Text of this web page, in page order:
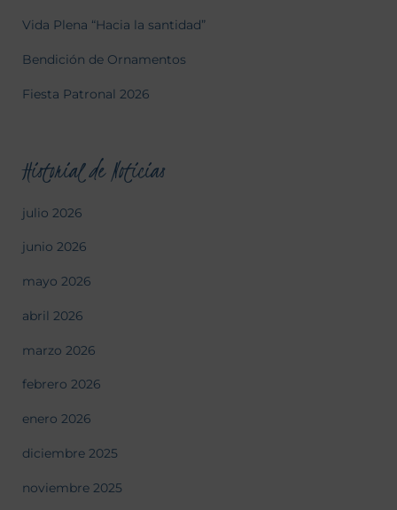
Vida Plena “Hacia la santidad”
Bendición de Ornamentos
Fiesta Patronal 2026
Historial de Noticias
julio 2026
junio 2026
mayo 2026
abril 2026
marzo 2026
febrero 2026
enero 2026
diciembre 2025
noviembre 2025